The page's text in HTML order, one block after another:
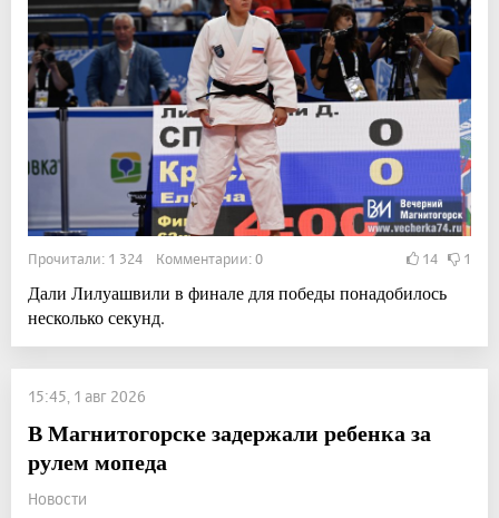
Прочитали: 1 324 Комментарии: 0 14 1
Дали Лилуашвили в финале для победы понадобилось
несколько секунд.
15:45, 1 авг 2026
В Магнитогорске задержали ребенка за
рулем мопеда
Новости